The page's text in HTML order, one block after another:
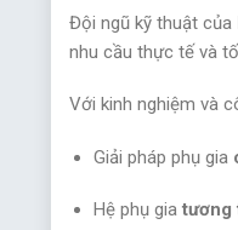
Đội ngũ kỹ thuật của
nhu cầu thực tế và
Với kinh nghiệm và
Giải pháp phụ gia
Hệ phụ gia tương